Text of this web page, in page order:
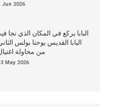
Jun 2026
البابا يركع في المكان الذي نجا
البابا القديس يوحنا بولس
من محاولة
May 2026